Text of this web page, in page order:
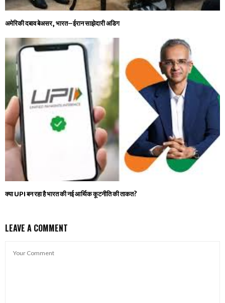
अमेरिकी दबाव बेअसर, भारत–ईरान साझेदारी अडिग
क्या UPI बन रहा है भारत की नई आर्थिक कूटनीति की ताकत?
LEAVE A COMMENT